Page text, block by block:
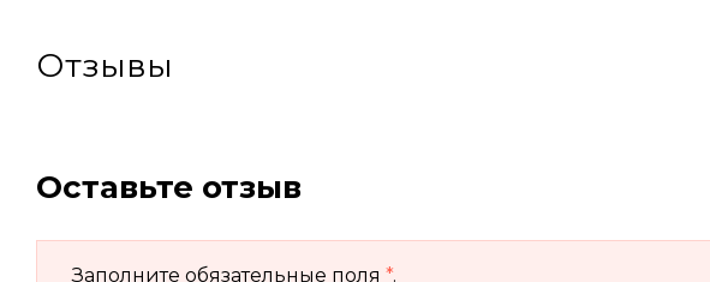
Отзывы
Оставьте отзыв
Заполните обязательные поля *.